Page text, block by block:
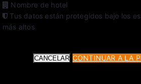
Nombre de hotel
Tus datos están protegidos bajo los
más altos
CANCELAR CONTINUAR A LA